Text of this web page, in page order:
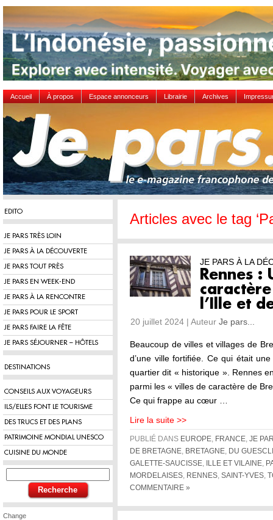
Accueil À propos Espace annonceurs Librairie Archives
EDITO
JE PARS TRÈS LOIN
JE PARS À LA DÉCOUVERTE
JE PARS TOUT PRÈS
JE PARS EN WEEK-END
JE PARS À LA RENCONTRE
JE PARS POUR LE SPORT
JE PARS FAIRE LA FÊTE
JE PARS SÉJOURNER – HÔTELS
DESTINATIONS
CONSEILS AUX VOYAGEURS
ILS/ELLES FONT LE TOURISME
DES TRUCS ET DES PLANS
PATRIMOINE MONDIAL UNESCO
CUISINE DU MONDE
Change
Articles avec le tag
JE PARS À LA
Rennes :
l’Ille et
20 juillet 2024 | Auteur Je pars...
Beaucoup de villes et villages de
d’une ville fortifiée. Ce qui était
quartier dit « historique ». Rennes
parmi les « villes de caractère de
Ce qui frappe au cœur …
Lire la suite >>
PUBLIÉ DANS EUROPE FRANCE JE
DE BRETAGNE
BRETAGNE
DU
GALETTE-SAUCISSE
ILLE ET VILAINE
MORDELAISES
RENNES SAINT-YVES
COMMENTAIRE »